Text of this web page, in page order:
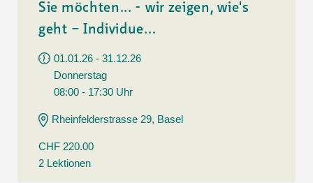
Sie möchten... - wir zeigen, wie's
geht – Individue...
01.01.26 - 31.12.26
Donnerstag
08:00 - 17:30 Uhr
Rheinfelderstrasse 29, Basel
CHF 220.00
2 Lektionen